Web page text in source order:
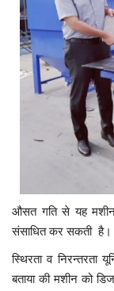
औसत गति से यह
संसाधित कर सकती है।
स्थिरता व निरन्तरता
बताया की मशीन को